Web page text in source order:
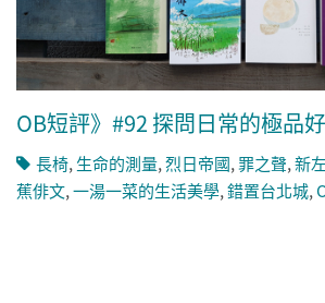
OB短評》#92 探問日常的極品
長椅,生命的測量,烈日帝國,罪之聲,新
蕉俳文,一湯一菜的生活美學,錯置台北城,